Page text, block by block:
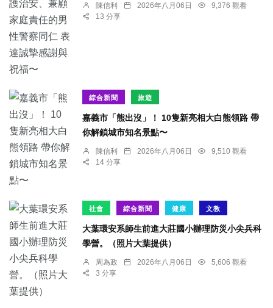
陳信利 2026年八月06日
9,376 觀看
13 分享
綜合新聞 旅遊
嘉義市「熊出沒」！ 10隻新亮相大白熊領路 帶
你解鎖城市知名景點〜
陳信利 2026年八月06日
9,510 觀看
14 分享
社會 綜合新聞 健康 文教
大葉環安系師生前進大莊國小辦理防災小尖兵科
學營。（照片大葉提供）
周為政 2026年八月06日
5,606 觀看
3 分享